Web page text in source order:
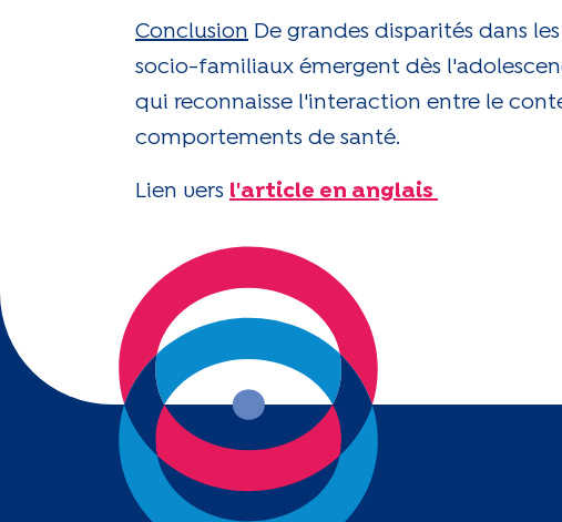
Conclusion De grandes disparités dans
socio-familiaux émergent dès
qui reconnaisse l'interaction entre le
comportements de santé.
Lien vers l'article en anglais